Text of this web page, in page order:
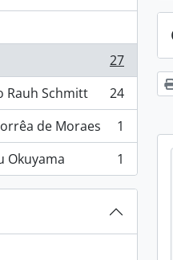
27
Rauh Schmitt
24
de Moraes
1
Okuyama
1